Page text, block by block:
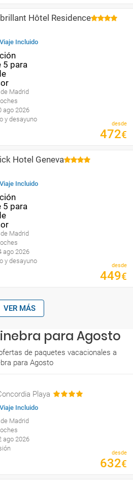
Hôtel Residence
Incluido
Madrid
ago 2026
y desayuno
desde
472€
Hotel Geneva
Incluido
Madrid
ago 2026
y desayuno
desde
449€
VER MÁS
para Agosto
de paquetes vacacionales a
para Agosto
Playa
Incluido
Madrid
ago 2026
desde
632€